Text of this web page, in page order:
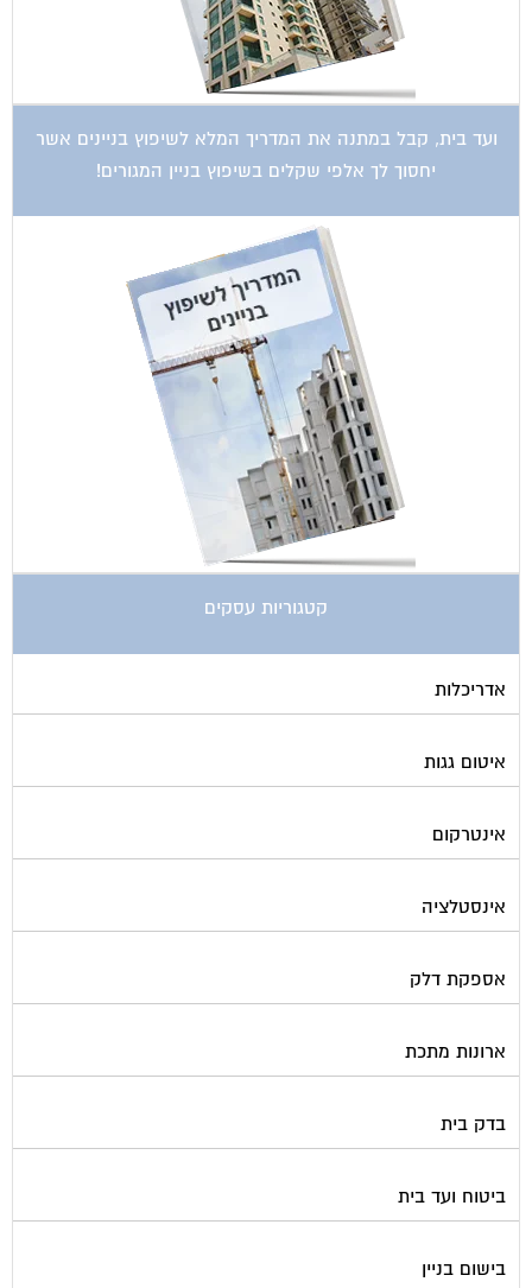
ועד בית, קבל במתנה את המדריך המלא לשיפוץ בניינים אשר
יחסוך לך אלפי שקלים בשיפוץ בניין המגורים!
קטגוריות עסקים
אדריכלות
איטום גגות
אינטרקום
אינסטלציה
אספקת דלק
ארונות מתכת
בדק בית
ביטוח ועד בית
בישום בניין